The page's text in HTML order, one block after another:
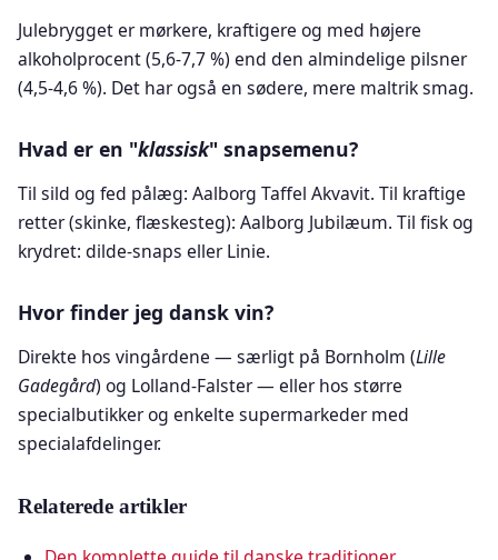
Julebrygget er mørkere, kraftigere og med højere
alkoholprocent (5,6-7,7 %) end den almindelige pilsner
(4,5-4,6 %). Det har også en sødere, mere maltrik smag.
Hvad er en "klassisk" snapsemenu?
Til sild og fed pålæg: Aalborg Taffel Akvavit. Til kraftige
retter (skinke, flæskesteg): Aalborg Jubilæum. Til fisk og
krydret: dilde-snaps eller Linie.
Hvor finder jeg dansk vin?
Direkte hos vingårdene — særligt på Bornholm (Lille
Gadegård) og Lolland-Falster — eller hos større
specialbutikker og enkelte supermarkeder med
specialafdelinger.
Relaterede artikler